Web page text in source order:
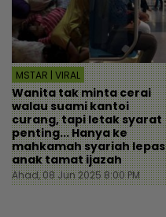
MSTAR | VIRAL
Wanita tak minta cerai
walau suami kantoi
curang, tapi letak syarat
penting... Hanya ke
mahkamah syariah lepas
anak tamat ijazah
Ahad, 08 Jun 2025 8:00 PM